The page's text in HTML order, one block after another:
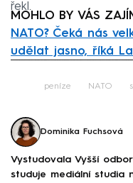
řekl.
MOHLO BY VÁS
NATO? Čeká nás
udělat jasno, říká
peníze NATO
Dominika Fuchsová
Vystudovala Vyšší
studuje mediální studia